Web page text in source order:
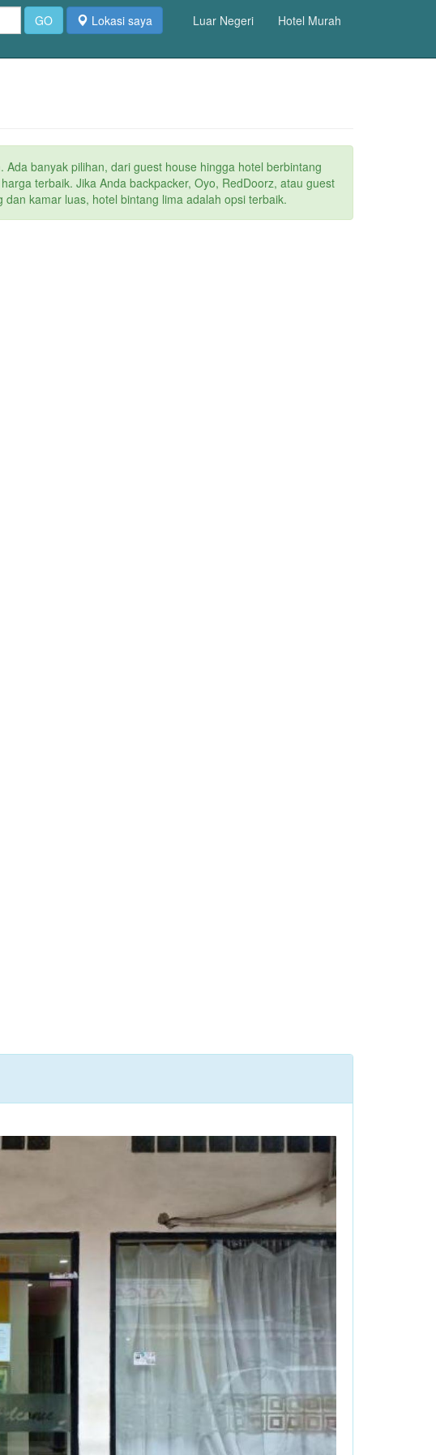
GO Lokasi saya Luar Negeri Hotel Murah
Ada banyak pilihan, dari guest house hingga hotel berbintang
terbaik. Jika Anda backpacker, Oyo, RedDoorz, atau guest
kamar luas, hotel bintang lima adalah opsi terbaik.